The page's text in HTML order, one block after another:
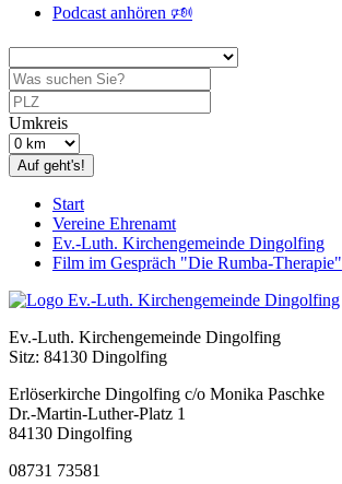
Podcast anhören 🕬
Umkreis
Auf geht's!
Start
Vereine Ehrenamt
Ev.-Luth. Kirchengemeinde Dingolfing
Film im Gespräch "Die Rumba-Therapie"
Ev.-Luth. Kirchengemeinde Dingolfing
Sitz: 84130 Dingolfing
Erlöserkirche Dingolfing c/o Monika Paschke
Dr.-Martin-Luther-Platz 1
84130 Dingolfing
08731 73581